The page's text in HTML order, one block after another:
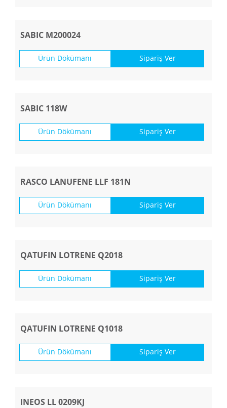
SABIC M200024
Ürün Dökümanı Sipariş Ver
SABIC 118W
Ürün Dökümanı Sipariş Ver
RASCO LANUFENE LLF 181N
Ürün Dökümanı Sipariş Ver
QATUFIN LOTRENE Q2018
Ürün Dökümanı Sipariş Ver
QATUFIN LOTRENE Q1018
Ürün Dökümanı Sipariş Ver
INEOS LL 0209KJ